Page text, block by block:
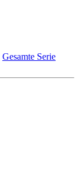
Gesamte Serie